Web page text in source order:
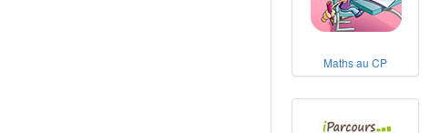
Maths au CP